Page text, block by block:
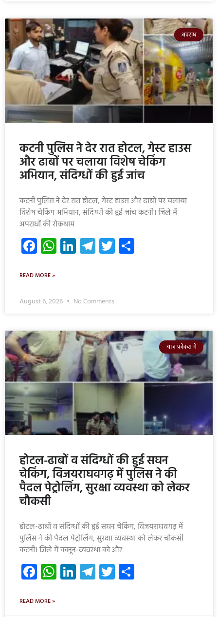
अपराध
कटनी पुलिस ने देर रात होटल, गेस्ट हाउस
और ढाबों पर चलाया विशेष चेकिंग
अभियान, संदिग्धों की हुई जांच
कटनी पुलिस ने देर रात होटल, गेस्ट हाउस और ढाबों पर चलाया
विशेष चेकिंग अभियान, संदिग्धों की हुई जांच कटनी। जिले में
अपराधों की रोकथाम
Facebook
WhatsApp
LinkedIn
Telegram
Twitter
READ MORE »
August 6, 2026 No Comments
आज फोकस में
होटल-ढाबों व संदिग्धों की हुई सघन
चेकिंग, विजयराघवगढ़ में पुलिस ने की
पैदल पेट्रोलिंग, सुरक्षा व्यवस्था को लेकर
चौकसी
होटल-ढाबों व संदिग्धों की हुई सघन चेकिंग, विजयराघवगढ़ में
पुलिस ने की पैदल पेट्रोलिंग, सुरक्षा व्यवस्था को लेकर चौकसी
कटनी। जिले में कानून-व्यवस्था को और
Facebook
WhatsApp
LinkedIn
Telegram
Twitter
READ MORE »